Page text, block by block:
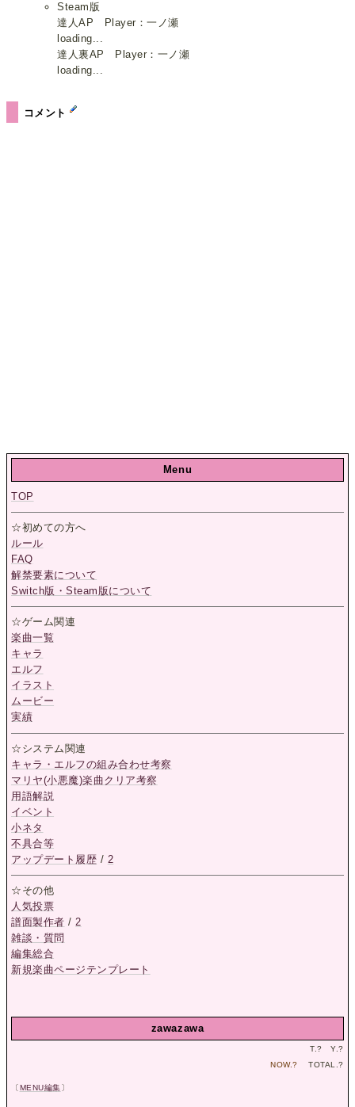
Steam版
達人AP Player：一ノ瀬
loading...
達人裏AP Player：一ノ瀬
loading...
コメント
Menu
TOP
☆初めての方へ
ルール
FAQ
解禁要素について
Switch版・Steam版について
☆ゲーム関連
楽曲一覧
キャラ
エルフ
イラスト
ムービー
実績
☆システム関連
キャラ・エルフの組み合わせ考察
マリヤ(小悪魔)楽曲クリア考察
用語解説
イベント
小ネタ
不具合等
アップデート履歴 / 2
☆その他
人気投票
譜面製作者 / 2
雑談・質問
編集総合
新規楽曲ページテンプレート
zawazawa
T.? Y.?
NOW.? TOTAL.?
〔MENU編集〕